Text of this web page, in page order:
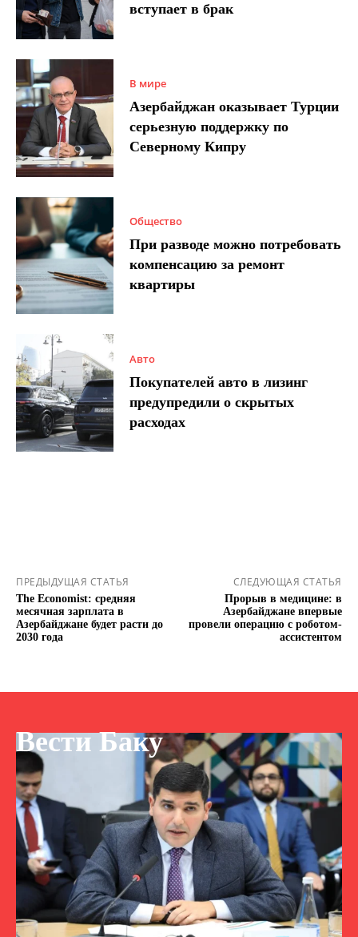
вступает в брак
В мире
Азербайджан оказывает Турции
серьезную поддержку по
Северному Кипру
Общество
При разводе можно потребовать
компенсацию за ремонт
квартиры
Авто
Покупателей авто в лизинг
предупредили о скрытых
расходах
ПРЕДЫДУЩАЯ СТАТЬЯ
The Economist: средняя
месячная зарплата в
Азербайджане будет расти до
2030 года
СЛЕДУЮЩАЯ СТАТЬЯ
Прорыв в медицине: в
Азербайджане впервые
провели операцию с роботом-
ассистентом
Вести Баку